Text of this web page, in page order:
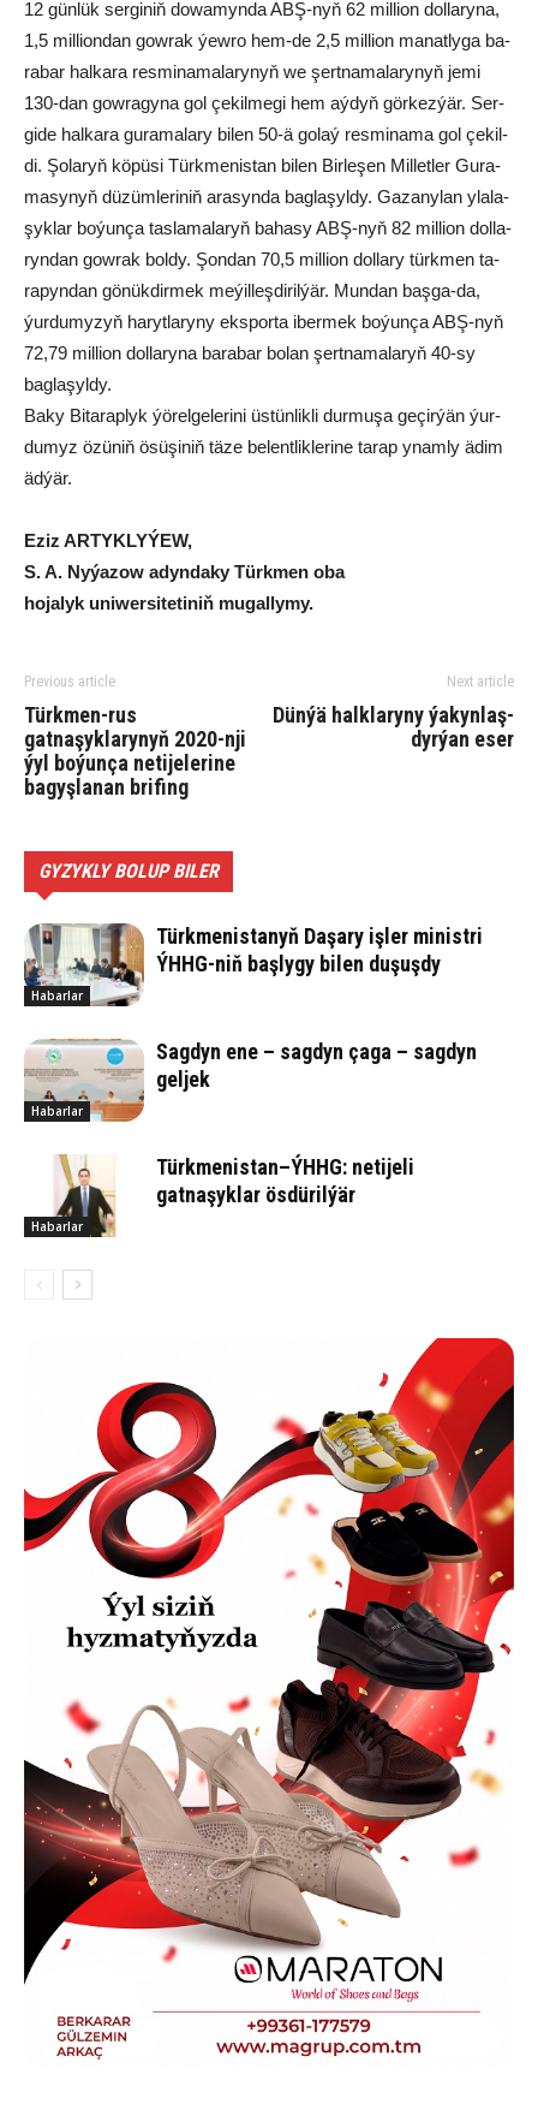
12 gün­lük ser­gi­niň do­wa­myn­da ABŞ-nyň 62 mil­li­on dol­la­ry­na,
1,5 mil­li­on­dan gow­rak ýew­ro hem-de 2,5 mil­li­on ma­nat­ly­ga ba­
ra­bar hal­ka­ra res­mi­na­ma­la­ry­nyň we şert­na­ma­la­ry­nyň je­mi
130-dan gow­ra­gy­na gol çe­kil­me­gi hem aý­dyň gör­kez­ýär. Ser­
gi­de hal­ka­ra gu­ra­ma­la­ry bi­len 50-ä go­laý res­mi­na­ma gol çe­kil­
di. Şo­la­ryň kö­pü­si Türk­me­nis­tan bi­len Bir­le­şen Mil­let­ler Gu­ra­
ma­sy­nyň dü­züm­le­ri­niň ara­syn­da bag­la­şyl­dy. Ga­za­ny­lan yla­la­
şyk­lar bo­ýun­ça tas­la­ma­la­ryň ba­ha­sy ABŞ-nyň 82 mil­li­on dol­la­
ryn­dan gow­rak bol­dy. Şon­dan 70,5 mil­li­on dol­la­ry türk­men ta­
ra­pyn­dan gö­nük­dir­mek me­ýil­leş­di­ril­ýär. Mun­dan baş­ga-da,
ýur­du­my­zyň ha­ryt­la­ry­ny eks­por­ta iber­mek bo­ýun­ça ABŞ-nyň
72,79 mil­li­on dol­la­ry­na ba­ra­bar bo­lan şert­na­ma­la­ryň 40-sy
bag­la­şyl­dy.
Ba­ky Bi­ta­rap­lyk ýö­rel­ge­le­ri­ni üs­tün­lik­li dur­mu­şa ge­çir­ýän ýur­
du­myz özü­niň ösü­şi­niň tä­ze be­lent­lik­le­ri­ne ta­rap ynam­ly ädim
äd­ýär.
Eziz AR­TYK­LY­ÝEW,
S. A. Ny­ýa­zow adyn­da­ky Türk­men oba
ho­ja­lyk uni­wer­si­te­ti­niň mu­gal­ly­my.
Previous article
Türkmen-rus
gatnaşyklarynyň 2020-nji
ýyl boýunça netijelerine
bagyşlanan brifing
Next article
Dün­ýä halk­la­ry­ny ýa­kyn­laş­
dyr­ýan eser
GYZYKLY BOLUP BILER
Habarlar
Türkmenistanyň Daşary işler ministri
ÝHHG-niň başlygy bilen duşuşdy
Habarlar
Sagdyn ene – sagdyn çaga – sagdyn
geljek
Habarlar
Türkmenistan–ÝHHG: netijeli
gatnaşyklar ösdürilýär